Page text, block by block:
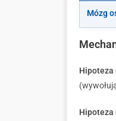
Mózg
Hipoteza
Hipoteza